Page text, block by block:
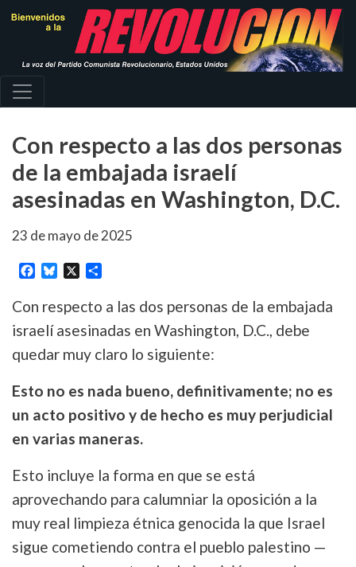
principal
Con respecto a las dos personas
de la embajada israelí
asesinadas en Washington, D.C.
23 de mayo de 2025
Facebook
Bluesky
X
Con respecto a las dos personas de la embajada
israelíasesinadas en Washington, D.C., debe
quedar muy claro lo siguiente:
Esto no es nada bueno, definitivamente; no es
un acto positivo y de hecho es muy perjudicial
en varias maneras.
Esto incluye la forma en que se está
aprovechando para calumniar la oposición a la
muy real limpieza étnica genocida la que Israel
sigue cometiendo contra el pueblo palestino —